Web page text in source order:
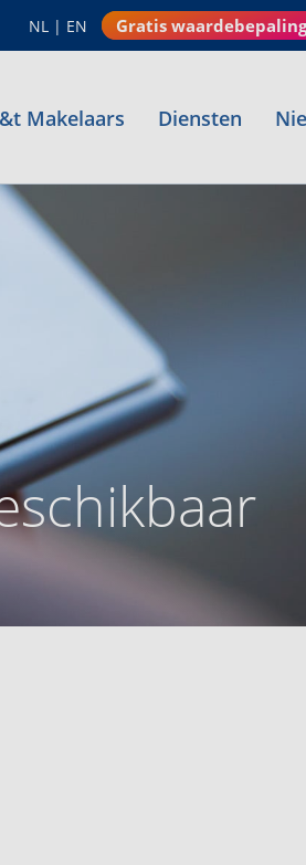
NL | EN Gratis waardebepaling
Makelaars Diensten